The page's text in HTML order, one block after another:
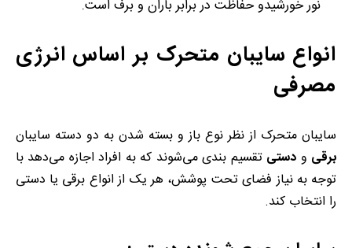
نور خورشیدو حفاظت در برابر باران و برف است.
انواع سایبان متحرک بر اساس انرژی
مصرفی
سایبان متحرک از نظر نوع باز و بسته شدن به دو دسته سایبان
برقی و دستی تقسیم بندی می‌شوند که به افراد اجازه می‌دهد با
توجه به نیاز فضای تحت پوشش، هر یک از انواع برقی یا دستی
را انتخاب کند.